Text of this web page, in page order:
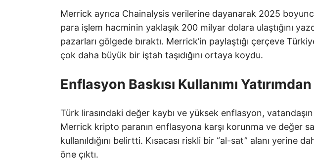
Merrick ayrıca Chainalysis verilerine dayanarak 2025
para işlem hacminin yaklaşık 200 milyar dolara ulaştığını
pazarları gölgede bıraktı. Merrick’in paylaştığı çerçeve
çok daha büyük bir iştah taşıdığını ortaya koydu.
Enflasyon Baskısı Kullanımı Yatırımdan
Türk lirasındaki değer kaybı ve yüksek enflasyon,
Merrick kripto paranın enflasyona karşı korunma ve değer
kullanıldığını belirtti. Kısacası riskli bir “al-sat” alanı yerine
öne çıktı.